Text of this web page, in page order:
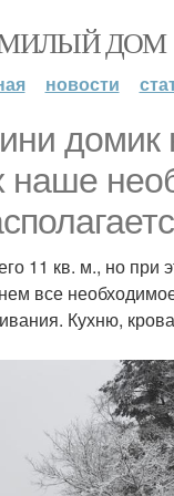
ДОМ
новости
домик
наше
11 кв. м., но при
все
Кухню,